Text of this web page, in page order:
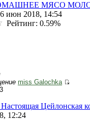
МЯСО
июн 2018, 14:54
Рейтинг: 0.59%
miss Galochka
Цейлонская
12:24